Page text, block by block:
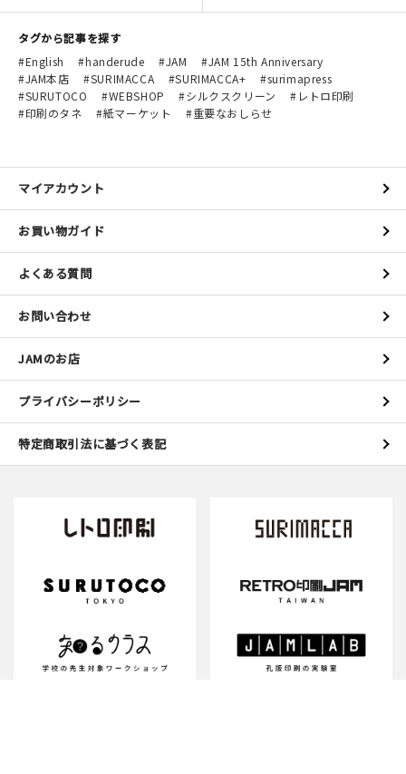
タグから記事を探す
English
handerude JAM
JAM 15th Anniversary
JAM本店
SURIMACCA SURIMACCA+
surimapress
SURUTOCO
WEBSHOP シルクスクリーン
レトロ印刷
印刷のタネ
紙マーケット 重要なおしらせ
マイアカウント
お買い物ガイド
よくある質問
お問い合わせ
JAMのお店
プライバシーポリシー
特定商取引法に基づく表記